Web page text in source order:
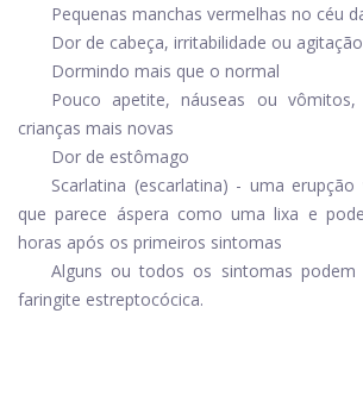
Pequenas manchas vermelhas no céu
Dor de cabeça, irritabilidade ou agitação
Dormindo mais que o normal
Pouco apetite, náuseas ou vômitos,
crianças mais novas
Dor de estômago
Scarlatina (escarlatina) - uma
que parece áspera como uma lixa e
horas após os primeiros sintomas
Alguns ou todos os sintomas podem
faringite estreptocócica.